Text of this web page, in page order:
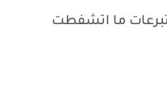
ما اتشفطت